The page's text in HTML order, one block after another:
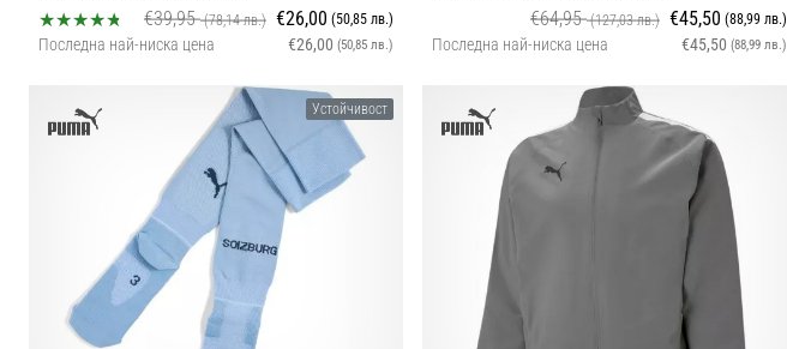
€39,95(78,14 лв.) €26,00 (50,85 лв.)
Последна най-ниска цена €26,00 (50,85 лв.)
152 176
€64,95(127,03 лв.) €45,50 (88,99 лв.)
Последна най-ниска цена €45,50 (88,99 лв.)
S
Устойчивост